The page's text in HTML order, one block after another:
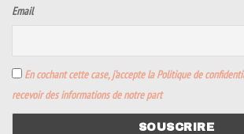
Email
En cochant cette case, j’accepte la Politique de
recevoir des informations de notre part